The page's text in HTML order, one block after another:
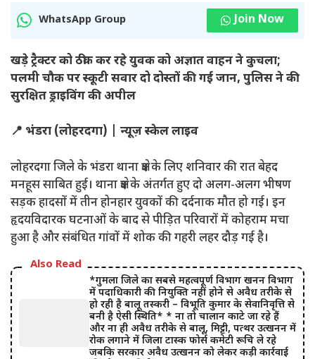
WhatsApp Group Join Now
खड़े ट्रैक्टर को ठीक कर रहे युवक को अज्ञात वाहन ने कुचला;
पलमी चौक पर स्कूटी सवार दो दोस्तों की गई जान, पुलिस ने की
सुरक्षित ड्राइविंग की अपील
📍 भंडरा (लोहरदगा) | न्यूज़ स्केल लाइव
लोहरदगा जिले के भंडरा थाना क्षेत्र के लिए शनिवार की रात बेहद
मनहूस साबित हुई। थाना क्षेत्र के अंतर्गत हुए दो अलग-अलग भीषण
सड़क हादसों में तीन होनहार युवकों की दर्दनाक मौत हो गई। इन
हृदयविदारक घटनाओं के बाद से पीड़ित परिवारों में कोहराम मचा
हुआ है और संबंधित गांवों में शोक की गहरी लहर दौड़ गई है।
Also Read
*गुमला जिले का सबसे महत्वपूर्ण विभाग खनन विभाग
में पदाधिकारी की नियुक्ति नहीं होने से अवैध तरीके से
हो रही है बालू तस्करी – विभूति कुमार के सेवानिवृत्ति से
बनी है ऐसी स्थिति* * ना तो चालान काटे जा रहे हैं
और ना ही अवैध तरीके से बालू, मिट्टी, पत्थर उत्खनन में
रोक लगाने में जिला टास्क फोर्स कमेटी रूचि ले रहे
जबकि सरकार अवैध उत्खनन को लेकर कड़ी कार्रवाई